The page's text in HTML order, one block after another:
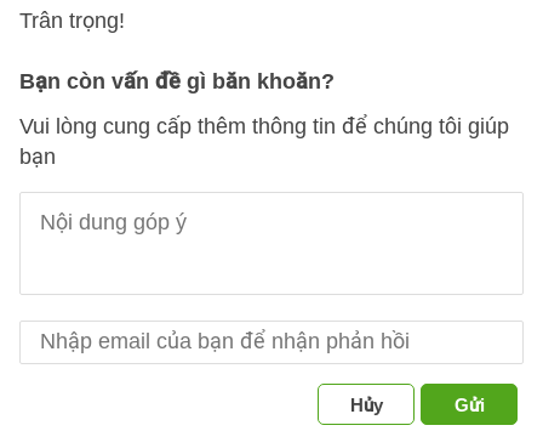
Trân trọng!
Bạn còn vấn đề gì băn khoăn?
Vui lòng cung cấp thêm thông tin để chúng tôi giúp
bạn
Hủy Gửi